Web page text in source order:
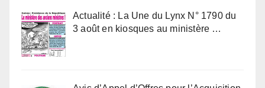
Actualité : La Une du Lynx N° 1790 du
3 août en kiosques au ministère …